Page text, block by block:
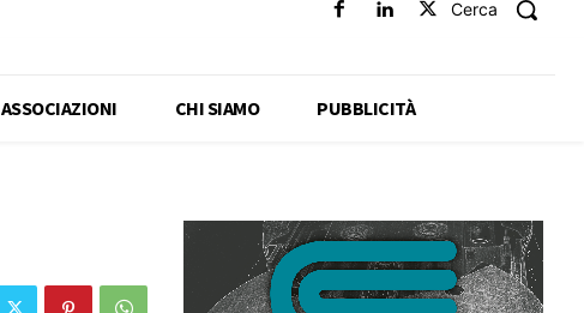
Cerca
ASSOCIAZIONI CHI SIAMO PUBBLICITÀ